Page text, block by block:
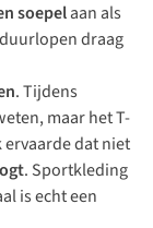
soepelaan als
draag
. Tijdens
maar het T-
dat niet
. Sportkleding
is echt een